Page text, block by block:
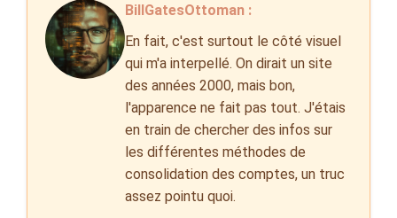
BillGatesOttoman :
En fait, c'est surtout le côté visuel
qui m'a interpellé. On dirait un site
des années 2000, mais bon,
l'apparence ne fait pas tout. J'étais
en train de chercher des infos sur
les différentes méthodes de
consolidation des comptes, un truc
assez pointu quoi.